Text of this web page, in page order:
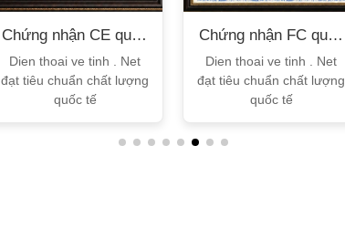
Chứng nhận CE quốc
tế
Dien thoai ve tinh . Net
đạt tiêu chuẩn chất lượng
quốc tế
Chứng nhận FC quốc
tế
Dien thoai ve tinh . Net
đạt tiêu chuẩn chất lượng
quốc tế